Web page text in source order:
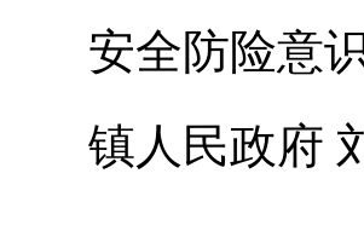
安全防险意
镇人民政府